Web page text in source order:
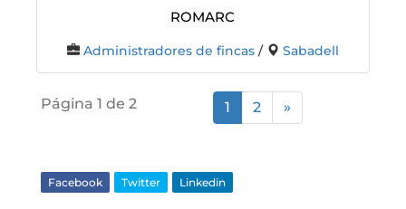
ROMARC
Administradores de fincas/ Sabadell
Página 1 de 2 1 2 »
Facebook Twitter Linkedin